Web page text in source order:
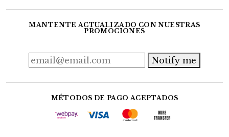
MANTENTE ACTUALIZADO CON NUESTRAS
PROMOCIONES
Notify me
MÉTODOS DE PAGO ACEPTADOS